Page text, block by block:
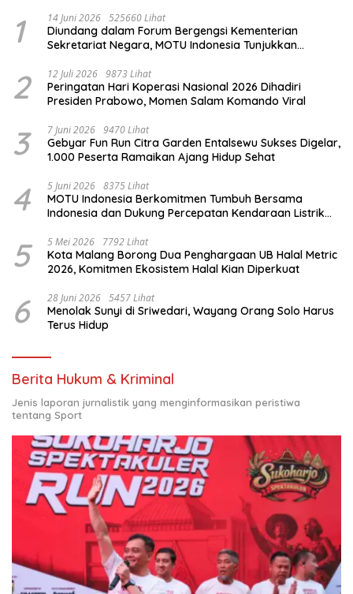
1 14 Juni 2026 525660 Lihat
Diundang dalam Forum Bergengsi Kementerian
Sekretariat Negara, MOTU Indonesia Tunjukkan
2 12 Juli 2026 9873 Lihat
Peringatan Hari Koperasi Nasional 2026 Dihadiri
Presiden Prabowo, Momen Salam Komando Viral
3 7 Juni 2026 9470 Lihat
Gebyar Fun Run Citra Garden Entalsewu Sukses Digelar,
1.000 Peserta Ramaikan Ajang Hidup Sehat
4 5 Juni 2026 8375 Lihat
MOTU Indonesia Berkomitmen Tumbuh Bersama
Indonesia dan Dukung Percepatan Kendaraan Listrik
5 5 Mei 2026 7792 Lihat
Kota Malang Borong Dua Penghargaan UB Halal Metric
2026, Komitmen Ekosistem Halal Kian Diperkuat
6 28 Juni 2026 5457 Lihat
Menolak Sunyi di Sriwedari, Wayang Orang Solo Harus
Terus Hidup
Berita Hukum & Kriminal
Jenis laporan jurnalistik yang menginformasikan peristiwa
tentang Sport